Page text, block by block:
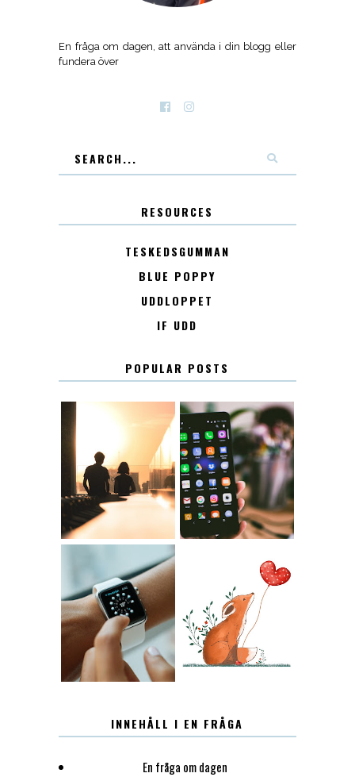
En fråga om dagen, att använda i din blogg eller
fundera över
RESOURCES
TESKEDSGUMMAN
BLUE POPPY
UDDLOPPET
IF UDD
POPULAR POSTS
KONTAKT KONTAKTLISTA
12.30 LUGN
INNEHÅLL I EN FRÅGA
En fråga om dagen